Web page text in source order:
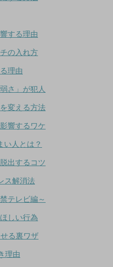
する理由
の入れ方
理由
さ」が犯人
変える方法
響するワケ
い人とは？
出するコツ
ス解消法
テレビ編～
しい行為
る裏ワザ
理由